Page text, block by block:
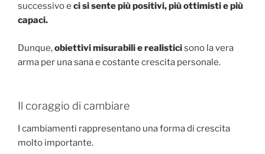
successivo e ci si sente più positivi, più ottimisti e più
capaci.
Dunque,obiettivi misurabili e realisticisono la vera
arma per una sana e costante crescita personale.
Il coraggio di cambiare
I cambiamenti rappresentano una forma di crescita
molto importante.